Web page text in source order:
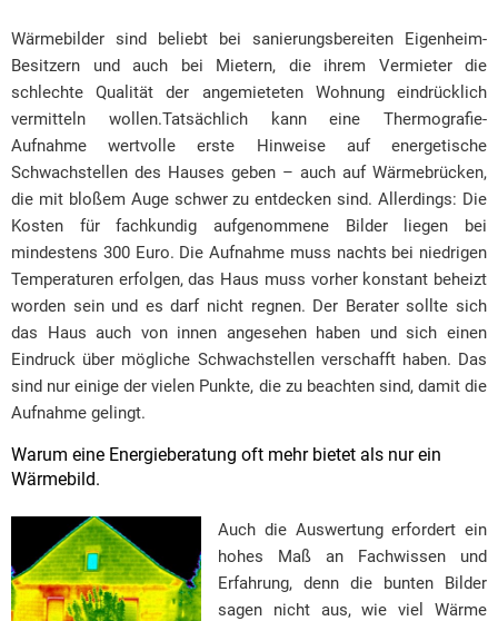
Wärmebilder sind beliebt bei sanierungsbereiten Eigenheim-
Besitzern und auch bei Mietern, die ihrem Vermieter die
schlechte Qualität der angemieteten Wohnung eindrücklich
vermitteln wollen.Tatsächlich kann eine Thermografie-
Aufnahme wertvolle erste Hinweise auf energetische
Schwachstellen des Hauses geben – auch auf Wärmebrücken,
die mit bloßem Auge schwer zu entdecken sind. Allerdings: Die
Kosten für fachkundig aufgenommene Bilder liegen bei
mindestens 300 Euro. Die Aufnahme muss nachts bei niedrigen
Temperaturen erfolgen, das Haus muss vorher konstant beheizt
worden sein und es darf nicht regnen. Der Berater sollte sich
das Haus auch von innen angesehen haben und sich einen
Eindruck über mögliche Schwachstellen verschafft haben. Das
sind nur einige der vielen Punkte, die zu beachten sind, damit die
Aufnahme gelingt.
Warum eine Energieberatung oft mehr bietet als nur ein
Wärmebild.
Auch die Auswertung erfordert ein
hohes Maß an Fachwissen und
Erfahrung, denn die bunten Bilder
sagen nicht aus, wie viel Wärme